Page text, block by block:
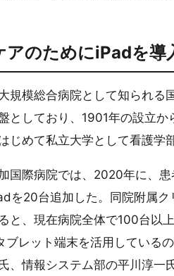
アのためにiPadを導
規模総合病院として知られる
としており、1901年の設立
じめて私立大学として看護学
国際病院では、2020年に、
を20台追加した。同院附属
と、現在病院全体で100台以
ブレット端末を活用している
、情報システム部の平川淳一